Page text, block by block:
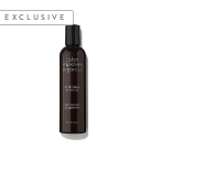
EXCLUSIVE